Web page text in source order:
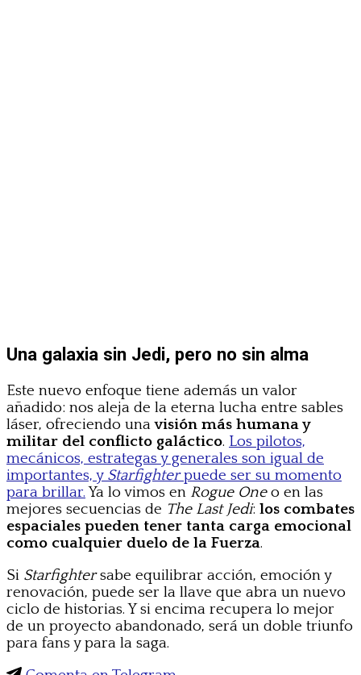
Una galaxia sin Jedi, pero no sin alma
Este nuevo enfoque tiene además un valor
añadido: nos aleja de la eterna lucha entre sables
láser, ofreciendo unavisión más humana y
militar del conflicto galáctico. Los pilotos,
mecánicos, estrategas y generales son igual de
importantes, y Starfighterpuede ser su momento
para brillar.Ya lo vimos en Rogue Oneo en las
mejores secuencias de The Last Jedi: los combates
espaciales pueden tener tanta carga emocional
como cualquier duelo de la Fuerza.
Si Starfightersabe equilibrar acción, emoción y
renovación, puede ser la llave que abra un nuevo
ciclo de historias. Y si encima recupera lo mejor
de un proyecto abandonado, será un doble triunfo
para fans y para la saga.